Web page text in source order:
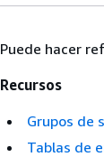
Puede hacer
Recursos
Grupos de
Tablas de